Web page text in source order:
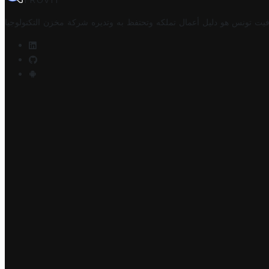
تونس هو دليل أعمال تملكه وتحتفظ به وتديره شركة مخزن التكنولوجيا